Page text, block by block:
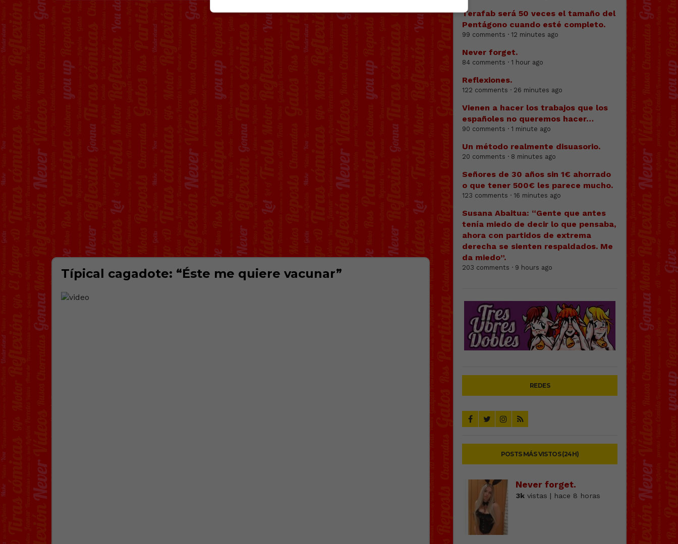
Típical cagadote: “Éste me quiere vacunar”
Terafab será 50 veces el tamaño del
Pentágono cuando esté completo.
99 comments · 12 minutes ago
Never forget.
84 comments · 1 hour ago
Reflexiones.
122 comments · 26 minutes ago
Vienen a hacer los trabajos que los
españoles no queremos hacer…
90 comments · 1 minute ago
Un método realmente disuasorio.
20 comments · 8 minutes ago
Señores de 30 años sin 1€ ahorrado
o que tener 500€ les parece mucho.
123 comments · 16 minutes ago
Susana Abaitua: “Gente que antes
tenía miedo de decir lo que pensaba,
ahora con partidos de extrema
derecha se sienten respaldados. Me
da miedo”.
203 comments · 9 hours ago
REDES
POSTS MÁS VISTOS (24H)
Never forget.
3kvistas | hace 8 horas